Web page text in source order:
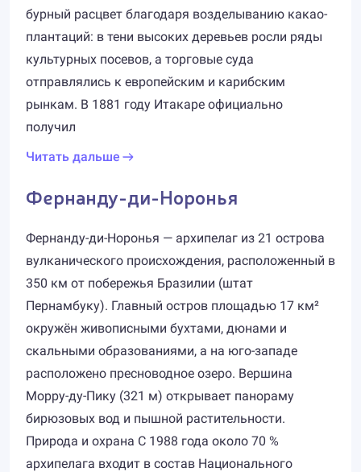
бурный расцвет благодаря возделыванию какао-
плантаций: в тени высоких деревьев росли ряды
культурных посевов, а торговые суда
отправлялись к европейским и карибским
рынкам. В 1881 году Итакаре официально
получил
Читать дальше
Фернанду-ди-Норонья
Фернанду-ди-Норонья — архипелаг из 21 острова
вулканического происхождения, расположенный в
350 км от побережья Бразилии (штат
Пернамбуку). Главный остров площадью 17 км²
окружён живописными бухтами, дюнами и
скальными образованиями, а на юго-западе
расположено пресноводное озеро. Вершина
Морру-ду-Пику (321 м) открывает панораму
бирюзовых вод и пышной растительности.
Природа и охрана С 1988 года около 70 %
архипелага входит в состав Национального